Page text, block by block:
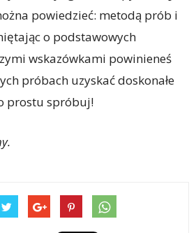
powiedzieć: metodą prób i
o podstawowych
wskazówkami powinieneś
próbach uzyskać doskonałe
prostu spróbuj!